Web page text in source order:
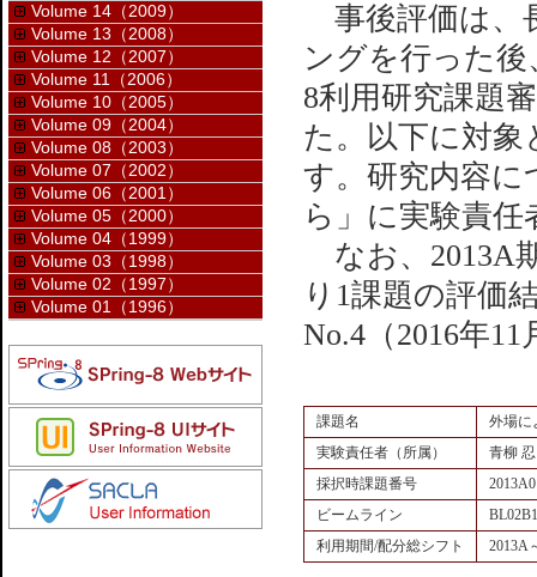
事後評価は、
ングを行った後
8利用研究課題
た。以下に対象
す。研究内容に
ら」に実験責
なお、2013A
り1課題の評価
No.4（2016年
課題名
外場に
実験責任者（所属）
青柳
採択時課題番号
ビームライン
BL02B1
利用期間/配分総シフト
2013A
Volume 14（2009）
Volume 13（2008）
Volume 12（2007）
Volume 11（2006）
Volume 10（2005）
Volume 09（2004）
Volume 08（2003）
Volume 07（2002）
Volume 06（2001）
Volume 05（2000）
Volume 04（1999）
Volume 03（1998）
Volume 02（1997）
Volume 01（1996）